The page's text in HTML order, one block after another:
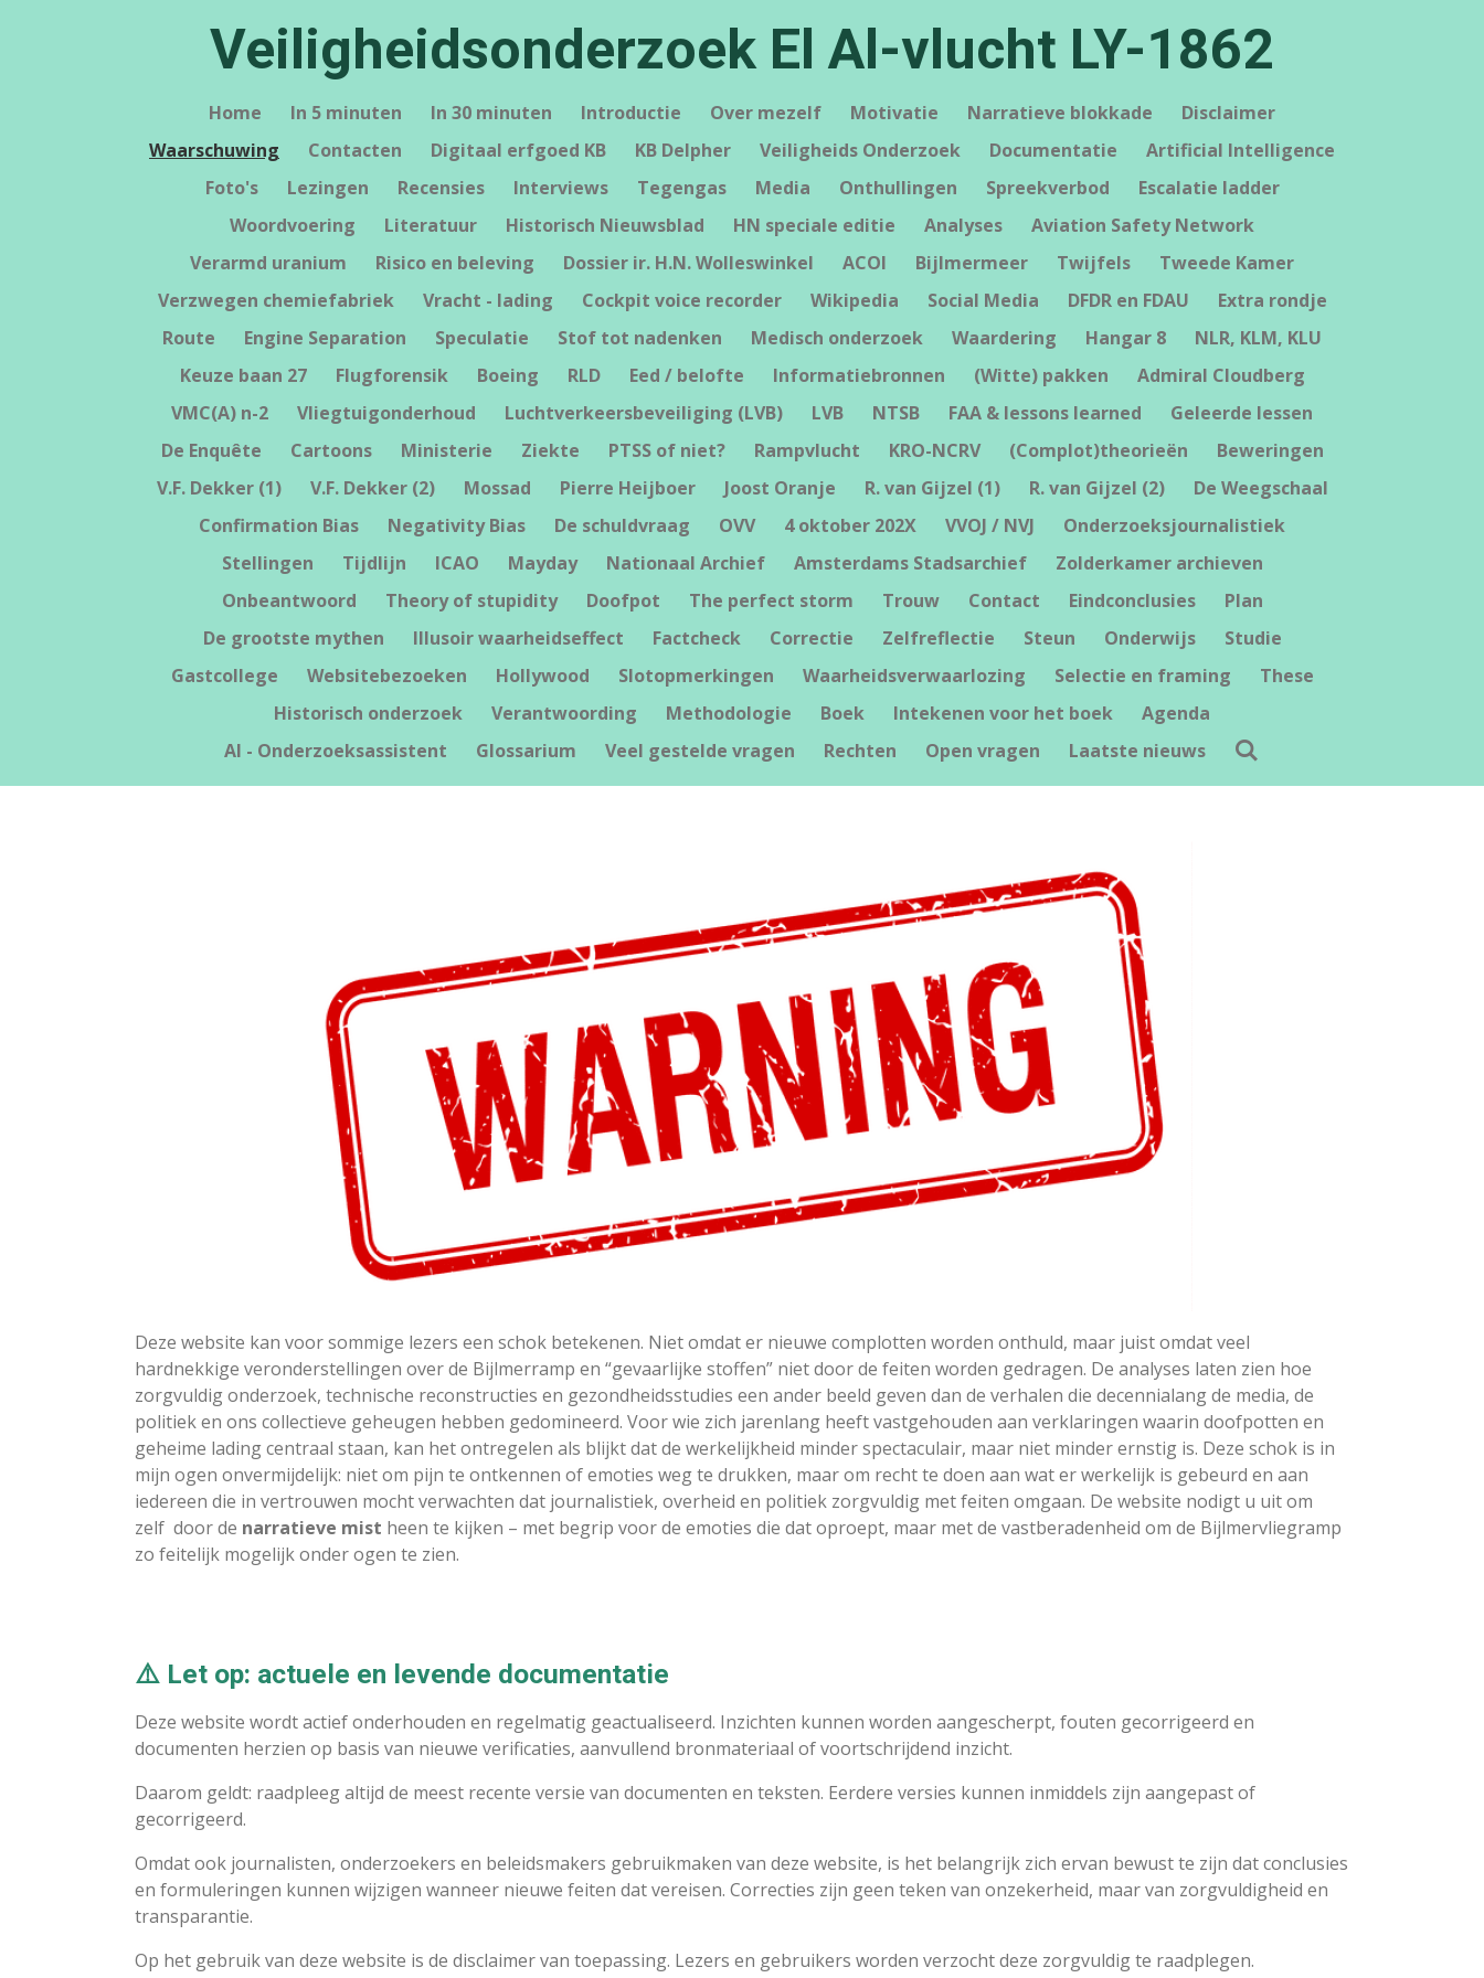
Veiligheidsonderzoek El Al-vlucht LY-1862
Home In 5 minuten In 30 minuten Introductie Over mezelf Motivatie Narratieve blokkade
Disclaimer
Waarschuwing
Contacten Digitaal erfgoed KB KB Delpher Veiligheids Onderzoek Documentatie
Artificial Intelligence
Foto's
Lezingen Recensies Interviews Tegengas Media Onthullingen Spreekverbod
Escalatie ladder
Woordvoering
Literatuur Historisch Nieuwsblad HN speciale editie Analyses
Aviation Safety Network
Verarmd uranium
Risico en beleving Dossier ir. H.N. Wolleswinkel ACOI Bijlmermeer Twijfels
Tweede Kamer
Verzwegen chemiefabriek
Vracht - lading Cockpit voice recorder Wikipedia Social Media DFDR en FDAU
Extra rondje
Route
Engine Separation Speculatie Stof tot nadenken Medisch onderzoek Waardering Hangar 8
NLR, KLM, KLU
Keuze baan 27
Flugforensik Boeing RLD Eed / belofte Informatiebronnen (Witte) pakken
Admiral Cloudberg
VMC(A) n-2
Vliegtuigonderhoud Luchtverkeersbeveiliging (LVB) LVB NTSB FAA & lessons learned
Geleerde lessen
De Enquête
Cartoons Ministerie Ziekte PTSS of niet? Rampvlucht KRO-NCRV (Complot)theorieën
Beweringen
V.F. Dekker (1)
V.F. Dekker (2) Mossad Pierre Heijboer Joost Oranje R. van Gijzel (1) R. van Gijzel (2)
De Weegschaal
Confirmation Bias
Negativity Bias De schuldvraag OVV 4 oktober 202X VVOJ / NVJ
Onderzoeksjournalistiek
Stellingen
Tijdlijn ICAO Mayday Nationaal Archief Amsterdams Stadsarchief
Zolderkamer archieven
Onbeantwoord
Theory of stupidity Doofpot The perfect storm Trouw Contact Eindconclusies
Plan
De grootste mythen
Illusoir waarheidseffect Factcheck Correctie Zelfreflectie Steun Onderwijs
Studie
Gastcollege
Websitebezoeken Hollywood Slotopmerkingen Waarheidsverwaarlozing Selectie en framing
These
Historisch onderzoek
Verantwoording Methodologie Boek Intekenen voor het boek
Agenda
AI - Onderzoeksassistent
Glossarium Veel gestelde vragen Rechten Open vragen Laatste nieuws
Deze website kan voor sommige lezers een schok betekenen. Niet omdat er nieuwe complotten worden onthuld, maar juist omdat veel
hardnekkige veronderstellingen over de Bijlmerramp en “gevaarlijke stoffen” niet door de feiten worden gedragen. De analyses laten zien hoe
zorgvuldig onderzoek, technische reconstructies en gezondheidsstudies een ander beeld geven dan de verhalen die decennialang de media, de
politiek en ons collectieve geheugen hebben gedomineerd. Voor wie zich jarenlang heeft vastgehouden aan verklaringen waarin doofpotten en
geheime lading centraal staan, kan het ontregelen als blijkt dat de werkelijkheid minder spectaculair, maar niet minder ernstig is. Deze schok is in
mijn ogen onvermijdelijk: niet om pijn te ontkennen of emoties weg te drukken, maar om recht te doen aan wat er werkelijk is gebeurd en aan
iedereen die in vertrouwen mocht verwachten dat journalistiek, overheid en politiek zorgvuldig met feiten omgaan. De website nodigt u uit om
zelf door de narratieve mist heen te kijken – met begrip voor de emoties die dat oproept, maar met de vastberadenheid om de Bijlmervliegramp
zo feitelijk mogelijk onder ogen te zien.
⚠️ Let op: actuele en levende documentatie
Deze website wordt actief onderhouden en regelmatig geactualiseerd. Inzichten kunnen worden aangescherpt, fouten gecorrigeerd en
documenten herzien op basis van nieuwe verificaties, aanvullend bronmateriaal of voortschrijdend inzicht.
Daarom geldt: raadpleeg altijd de meest recente versie van documenten en teksten. Eerdere versies kunnen inmiddels zijn aangepast of
gecorrigeerd.
Omdat ook journalisten, onderzoekers en beleidsmakers gebruikmaken van deze website, is het belangrijk zich ervan bewust te zijn dat conclusies
en formuleringen kunnen wijzigen wanneer nieuwe feiten dat vereisen. Correcties zijn geen teken van onzekerheid, maar van zorgvuldigheid en
transparantie.
Op het gebruik van deze website is de disclaimer van toepassing. Lezers en gebruikers worden verzocht deze zorgvuldig te raadplegen.